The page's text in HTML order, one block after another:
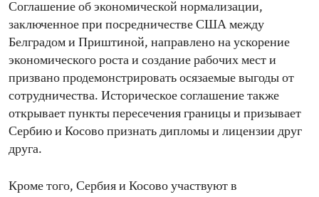
Соглашение об экономической нормализации,
заключенное при посредничестве США между
Белградом и Приштиной, направлено на ускорение
экономического роста и создание рабочих мест и
призвано продемонстрировать осязаемые выгоды от
сотрудничества. Историческое соглашение также
открывает пункты пересечения границы и призывает
Сербию и Косово признать дипломы и лицензии друг
друга.
Кроме того, Сербия и Косово участвуют в